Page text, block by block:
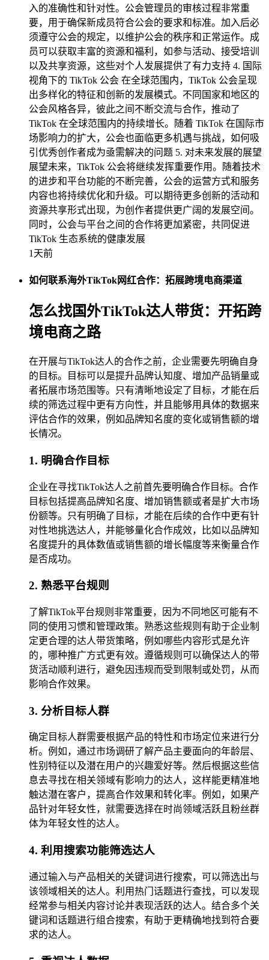
入的准确性和针对性。公会管理员的审核过程非常重
要，用于确保新成员符合公会的要求和标准。加入后必
须遵守公会的规定，以维护公会的秩序和正常运作。成
员可以获取丰富的资源和福利，如参与活动、接受培训
以及共享资源，这些对个人发展提供了有力支持 4. 国际
视角下的 TikTok 公会 在全球范围内，TikTok 公会呈现
出多样化的特征和创新的发展模式。不同国家和地区的
公会风格各异，彼此之间不断交流与合作，推动了
TikTok 在全球范围内的持续增长。随着 TikTok 在国际市
场影响力的扩大，公会也面临更多机遇与挑战，如何吸
引优秀创作者成为亟需解决的问题 5. 对未来发展的展望
展望未来，TikTok 公会将继续发挥重要作用。随着技术
的进步和平台功能的不断完善，公会的运营方式和服务
内容也将持续优化和升级。可以期待更多创新的活动和
资源共享形式出现，为创作者提供更广阔的发展空间。
同时，公会与平台之间的合作将更加紧密，共同促进
TikTok 生态系统的健康发展
1天前
如何联系海外TikTok网红合作：拓展跨境电商渠道
怎么找国外TikTok达人带货：开拓跨
境电商之路
在开展与TikTok达人的合作之前，企业需要先明确自身
的目标。目标可以是提升品牌认知度、增加产品销量或
者拓展市场范围等。只有清晰地设定了目标，才能在后
续的筛选过程中更有方向性，并且能够用具体的数据来
评估合作的效果，例如品牌知名度的变化或销售额的增
长情况。
1. 明确合作目标
企业在寻找TikTok达人之前首先要明确合作目标。合作
目标包括提高品牌知名度、增加销售额或者是扩大市场
份额等。只有明确了目标，才能在后续的合作中更有针
对性地挑选达人，并能够量化合作成效，比如以品牌知
名度提升的具体数值或销售额的增长幅度等来衡量合作
是否成功。
2. 熟悉平台规则
了解TikTok平台规则非常重要，因为不同地区可能有不
同的使用习惯和管理政策。熟悉这些规则有助于企业制
定更合理的达人带货策略，例如哪些内容形式是允许
的，哪种推广方式更有效。遵循规则可以确保达人的带
货活动顺利进行，避免因违规而受到限制或处罚，从而
影响合作效果。
3. 分析目标人群
确定目标人群需要根据产品的特性和市场定位来进行分
析。例如，通过市场调研了解产品主要面向的年龄层、
性别特征以及潜在用户的兴趣爱好等。然后根据这些信
息去寻找在相关领域有影响力的达人，这样能更精准地
触达潜在客户，提高合作效果和转化率。例如，如果产
品针对年轻女性，就需要选择在时尚领域活跃且粉丝群
体为年轻女性的达人。
4. 利用搜索功能筛选达人
通过输入与产品相关的关键词进行搜索，可以筛选出与
该领域相关的达人。利用热门话题进行查找，可以发现
经常参与相关内容讨论并表现活跃的达人。结合多个关
键词和话题进行组合搜索，有助于更精确地找到符合要
求的达人。